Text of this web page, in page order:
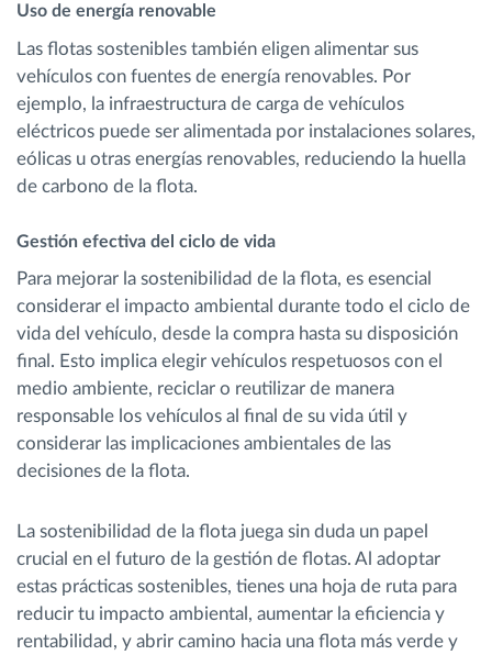
Uso de energía renovable
Las flotas sostenibles también eligen alimentar sus
vehículos con fuentes de energía renovables. Por
ejemplo, la infraestructura de carga de vehículos
eléctricos puede ser alimentada por instalaciones solares,
eólicas u otras energías renovables, reduciendo la huella
de carbono de la flota.
Gestión efectiva del ciclo de vida
Para mejorar la sostenibilidad de la flota, es esencial
considerar el impacto ambiental durante todo el ciclo de
vida del vehículo, desde la compra hasta su disposición
final. Esto implica elegir vehículos respetuosos con el
medio ambiente, reciclar o reutilizar de manera
responsable los vehículos al final de su vida útil y
considerar las implicaciones ambientales de las
decisiones de la flota.
La sostenibilidad de la flota juega sin duda un papel
crucial en el futuro de la gestión de flotas. Al adoptar
estas prácticas sostenibles, tienes una hoja de ruta para
reducir tu impacto ambiental, aumentar la eficiencia y
rentabilidad, y abrir camino hacia una flota más verde y